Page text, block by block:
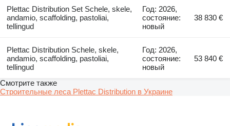
Plettac Distribution Set Schele, skele,
andamio, scaffolding, pastoliai,
tellingud
Год: 2026,
состояние:
новый
38 830 €
Plettac Distribution Schele, skele,
andamio, scaffolding, pastoliai,
tellingud
Год: 2026,
состояние:
новый
53 840 €
Смотрите также
Строительные леса Plettac Distribution в Украине